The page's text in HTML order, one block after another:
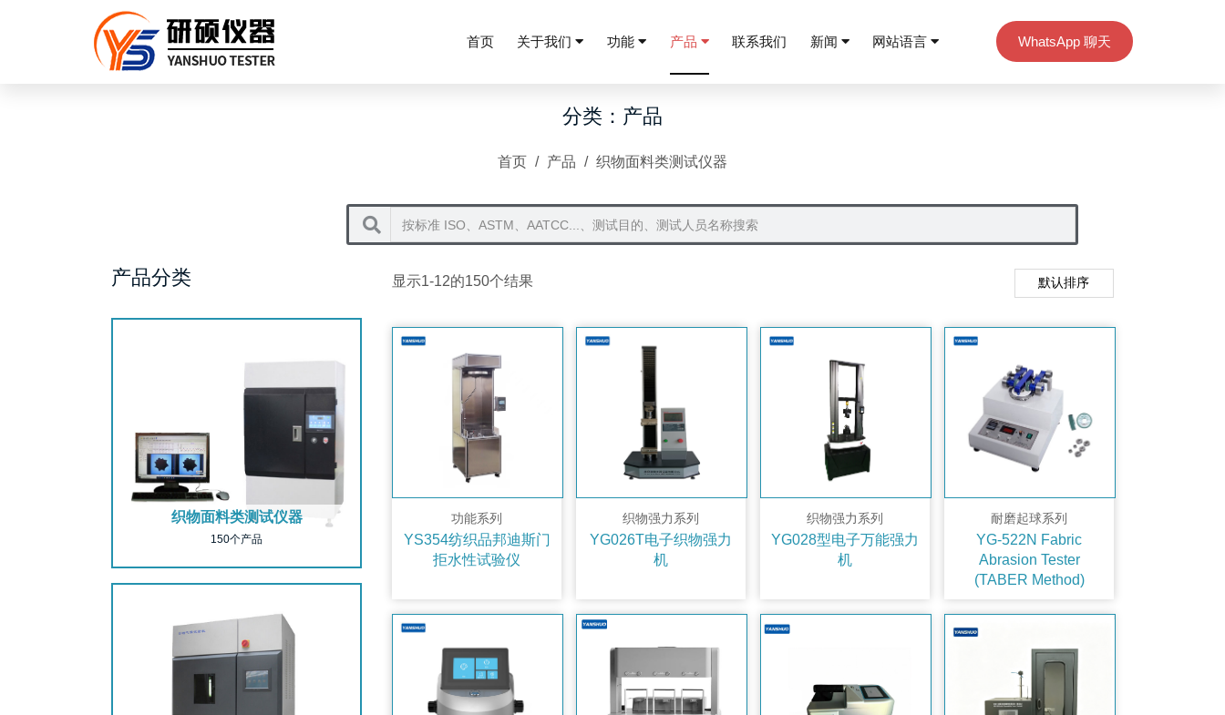
WhatsApp 聊天
首页 关于我们 功能 产品 联系我们 新闻 网站语言
分类：产品
首页 / 产品 / 织物面料类测试仪器
产品分类
织物面料类测试仪器
150个产品
显示1-12的150个结果
功能系列
YS354纺织品邦迪斯门
拒水性试验仪
织物强力系列
YG026T电子织物强力
机
织物强力系列
YG028型电子万能强力
机
耐磨起球系列
YG-522N Fabric
Abrasion Tester
(TABER Method)